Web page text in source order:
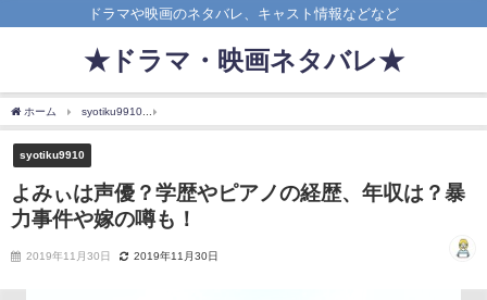
ドラマや映画のネタバレ、キャスト情報などなど
★ドラマ・映画ネタバレ★
ホーム syotiku9910
syotiku9910
よみぃは声優？学歴やピアノの経歴、年収は？暴
力事件や嫁の噂も！
2019年11月30日 2019年11月30日